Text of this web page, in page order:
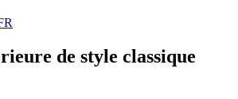
de style classique